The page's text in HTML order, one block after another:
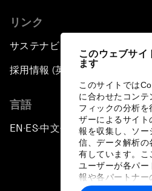
このウェブサ
ます
このサイトでは
に合わせたコンテ
フィックの分析
ザーによるサイト
報を収集し、ソー
信、データ解析の
有しています。こ
ユーザーが各パ
報や各パートナー
に収集された情
リンク
サステナビリティへの取り組み
採用情報 (英語のみ)
言語
EN ▪ES▪中文▪ 日本語